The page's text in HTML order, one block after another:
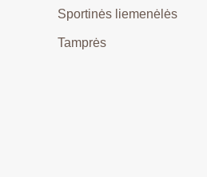
Sportinės liemenėlės
Tamprės